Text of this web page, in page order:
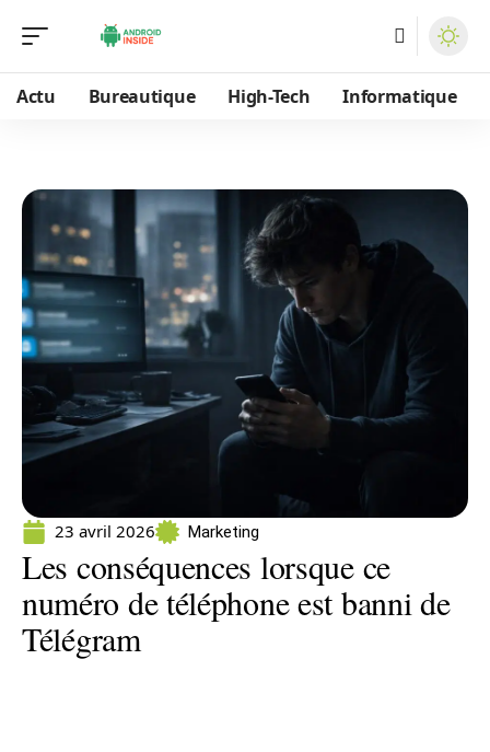
Actu Bureautique High-Tech Informatique
23 avril 2026 Marketing
Les conséquences lorsque ce
numéro de téléphone est banni de
Télégram